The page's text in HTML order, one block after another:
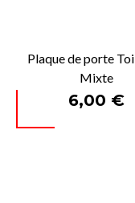
Plaque de porte
Mixte
Prix
6,00 €